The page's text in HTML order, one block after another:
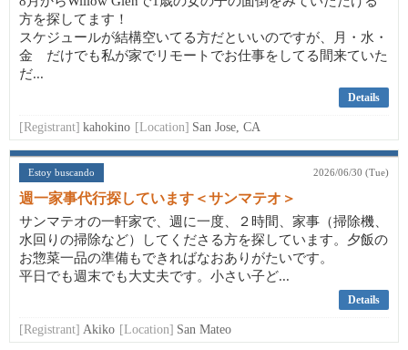
方を探してます！
スケジュールが結構空いてる方だといいのですが、月・水・
金 だけでも私が家でリモートでお仕事をしてる間来ていた
だ...
Details
[Registrant] kahokino [Location] San Jose, CA
Estoy buscando 2026/06/30 (Tue)
週一家事代行探しています＜サンマテオ＞
サンマテオの一軒家で、週に一度、２時間、家事（掃除機、
水回りの掃除など）してくださる方を探しています。夕飯の
お惣菜一品の準備もできればなおありがたいです。
平日でも週末でも大丈夫です。小さい子ど...
Details
[Registrant] Akiko [Location] San Mateo